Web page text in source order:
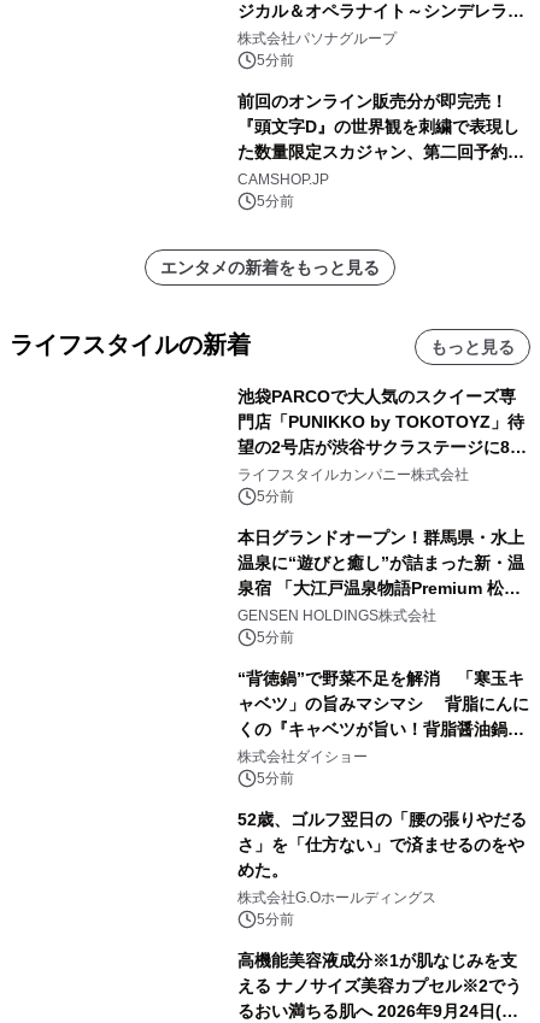
ジカル＆オペラナイト～シンデレラ
～』 9月4日より開催
株式会社パソナグループ
5分前
前回のオンライン販売分が即完売！
『頭文字D』の世界観を刺繍で表現し
た数量限定スカジャン、第二回予約販
売を開始！
CAMSHOP.JP
5分前
エンタメの新着をもっと見る
ライフスタイルの新着 もっと見る
池袋PARCOで大人気のスクイーズ専
門店「PUNIKKO by TOKOTOYZ」待
望の2号店が渋谷サクラステージに8月
21日オープン！
ライフスタイルカンパニー株式会社
5分前
本日グランドオープン！群馬県・水上
温泉に“遊びと癒し”が詰まった新・温
泉宿 「大江戸温泉物語Premium 松乃
井」が誕生
GENSEN HOLDINGS株式会社
5分前
“背徳鍋”で野菜不足を解消 「寒玉キ
ャベツ」の旨みマシマシ 背脂にんに
くの『キャベツが旨い！背脂醤油鍋ス
ープ』発売
株式会社ダイショー
5分前
52歳、ゴルフ翌日の「腰の張りやだる
さ」を「仕方ない」で済ませるのをや
めた。
株式会社G.Oホールディングス
5分前
高機能美容液成分※1が肌なじみを支
える ナノサイズ美容カプセル※2でう
るおい満ちる肌へ 2026年9月24日(木)